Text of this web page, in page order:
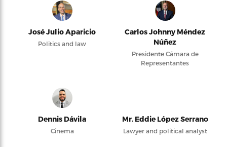
José Julio Aparicio
Politics and law
Carlos Johnny Méndez
Núñez
Presidente Cámara de
Representantes
Dennis Dávila
Cinema
Mr. Eddie López Serrano
Lawyer and political analyst